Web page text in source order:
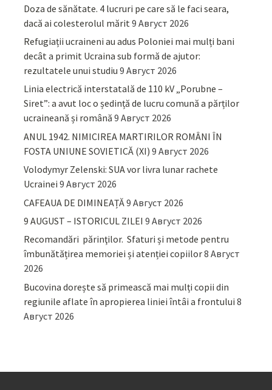
Doza de sănătate. 4 lucruri pe care să le faci seara,
dacă ai colesterolul mărit 9 Август 2026
Refugiații ucraineni au adus Poloniei mai mulți bani
decât a primit Ucraina sub formă de ajutor:
rezultatele unui studiu 9 Август 2026
Linia electrică interstatală de 110 kV „Porubne –
Siret”: a avut loc o ședință de lucru comună a părților
ucraineană și română 9 Август 2026
ANUL 1942. NIMICIREA MARTIRILOR ROMÂNI ÎN
FOSTA UNIUNE SOVIETICĂ (XI) 9 Август 2026
Volodymyr Zelenski: SUA vor livra lunar rachete
Ucrainei 9 Август 2026
CAFEAUA DE DIMINEAȚĂ9 Август 2026
9 AUGUST – ISTORICUL ZILEI 9 Август 2026
Recomandări părinţilor. Sfaturi și metode pentru
îmbunătățirea memoriei și atenției copiilor8 Август
2026
Bucovina dorește să primească mai mulți copii din
regiunile aflate în apropierea liniei întâi a frontului 8
Август 2026